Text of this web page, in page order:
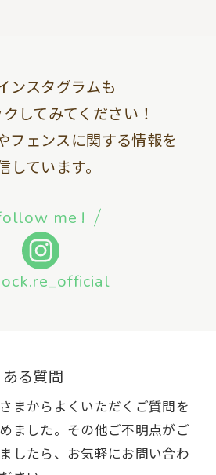
ンスタグラムも
してみてください！
フェンスに関する情報を
しています。
me !
る質問
まからよくいただくご質問を
ました。その他ご不明点がご
したら、お気軽にお問い合わ